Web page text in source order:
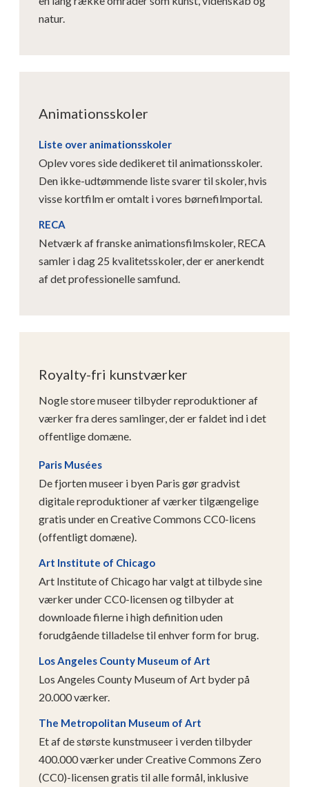
natur.
Animationsskoler
Liste over animationsskoler
Oplev vores side dedikeret til animationsskoler.
Den ikke-udtømmende liste svarer til skoler, hvis
visse kortfilm er omtalt i vores børnefilmportal.
RECA
Netværk af franske animationsfilmskoler, RECA
samler i dag 25 kvalitetsskoler, der er anerkendt
af det professionelle samfund.
Royalty-fri kunstværker
Nogle store museer tilbyder reproduktioner af
værker fra deres samlinger, der er faldet ind i det
offentlige domæne.
Paris Musées
De fjorten museer i byen Paris gør gradvist
digitale reproduktioner af værker tilgængelige
gratis under en Creative Commons CC0-licens
(offentligt domæne).
Art Institute of Chicago
Art Institute of Chicago har valgt at tilbyde sine
værker under CC0-licensen og tilbyder at
downloade filerne i high definition uden
forudgående tilladelse til enhver form for brug.
Los Angeles County Museum of Art
Los Angeles County Museum of Art byder på
20.000 værker.
The Metropolitan Museum of Art
Et af de største kunstmuseer i verden tilbyder
400.000 værker under Creative Commons Zero
(CC0)-licensen gratis til alle formål, inklusive